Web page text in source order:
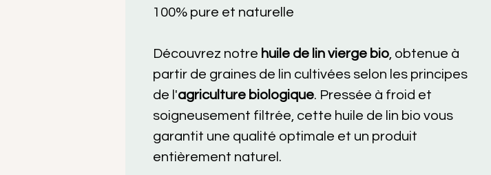
100% pure et naturelle
Découvrez notre huile de lin vierge bio, obtenue à
partir de graines de lin cultivées selon les principes
de l'agriculture biologique. Pressée à froid et
soigneusement filtrée, cette huile de lin bio vous
garantit une qualité optimale et un produit
entièrement naturel.